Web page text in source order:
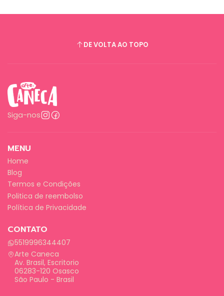
DE VOLTA AO TOPO
Siga-nos
MENU
Home
Blog
Termos e Condições
Politica de reembolso
Política de Privacidade
CONTATO
5519996344407
Arte Caneca
Av. Brasil, Escritorio
06283-120 Osasco
São Paulo - Brasil